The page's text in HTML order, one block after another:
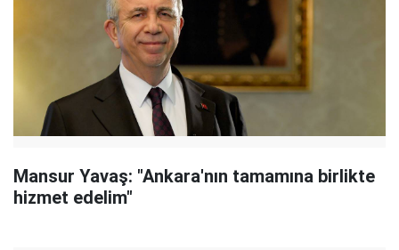
Mansur Yavaş: "Ankara'nın tamamına birlikte
hizmet edelim"